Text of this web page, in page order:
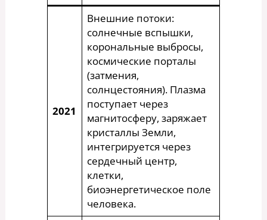
2021
Внешние потоки:
солнечные вспышки,
корональные выбросы,
космические порталы
(затмения,
солнцестояния). Плазма
поступает через
магнитосферу, заряжает
кристаллы Земли,
интегрируется через
сердечный центр,
клетки,
биоэнергетическое поле
человека.